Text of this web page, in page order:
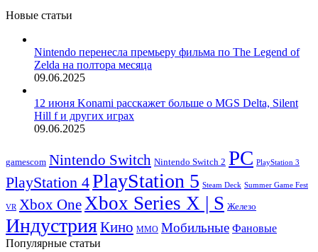
Новые статьи
Nintendo перенесла премьеру фильма по The Legend of
Zelda на полтора месяца
09.06.2025
12 июня Konami расскажет больше о MGS Delta, Silent
Hill f и других играх
09.06.2025
gamescom Nintendo Switch Nintendo Switch 2 PC PlayStation 3
PlayStation 4PlayStation 5 Steam Deck Summer Game Fest
VR Xbox OneXbox Series X | S Железо
ИндустрияКино ММО Мобильные Фановые
Популярные статьи